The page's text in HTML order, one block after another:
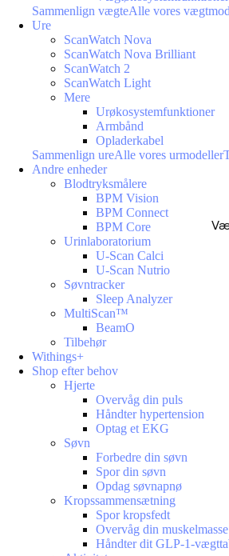
Sammenlign vægteAlle vores
Ure
ScanWatch Nova
ScanWatch Nova Brilliant
ScanWatch 2
ScanWatch Light
Mere
Urøkosystemfunktioner
Armbånd
Opladerkabel
Sammenlign ureAlle vores urmodeller
Andre enheder
Blodtryksmålere
BPM Vision
BPM Connect
BPM Core
Urinlaboratorium
U-Scan Calci
U-Scan Nutrio
Søvntracker
Sleep Analyzer
MultiScan™
BeamO
Tilbehør
Withings+
Shop efter behov
Hjerte
Overvåg din puls
Håndter hypertension
Optag et EKG
Søvn
Forbedre din søvn
Spor din søvn
Opdag søvnapnø
Kropssammensætning
Spor kropsfedt
Overvåg din muskelmasse
Håndter dit GLP-1-